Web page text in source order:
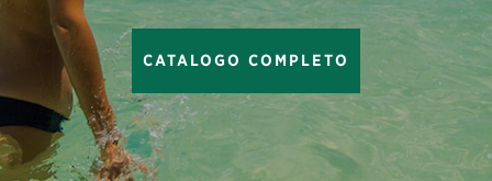
CATALOGO COMPLETO